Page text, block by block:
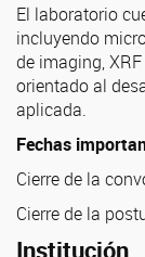
El laboratorio
incluyendo
de imaging,
orientado al
aplicada.
Fechas
Cierre de la
Cierre de la
Institución